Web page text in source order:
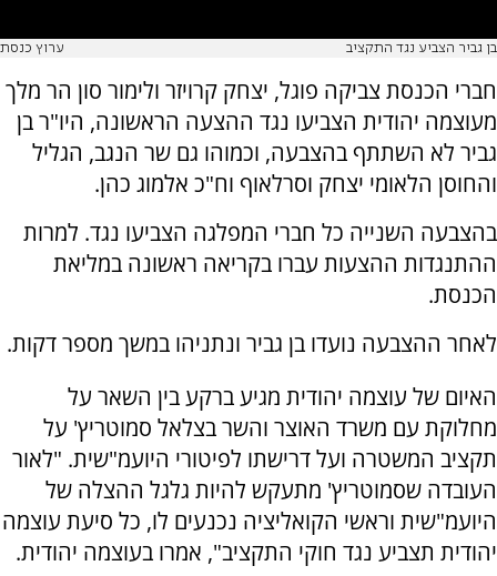
בן גביר הצביע נגד התקציב ערוץ כנסת
חברי הכנסת צביקה פוגל, יצחק קרויזר ולימור סון הר מלך
מעוצמה יהודית הצביעו נגד ההצעה הראשונה, היו"ר בן
גביר לא השתתף בהצבעה, וכמוהו גם שר הנגב, הגליל
והחוסן הלאומי יצחק וסרלאוף וח"כ אלמוג כהן.
בהצבעה השנייה כל חברי המפלגה הצביעו נגד. למרות
ההתנגדות ההצעות עברו בקריאה ראשונה במליאת
הכנסת.
לאחר ההצבעה נועדו בן גביר ונתניהו במשך מספר דקות.
האיום של עוצמה יהודית מגיע ברקע בין השאר על
מחלוקת עם משרד האוצר והשר בצלאל סמוטריץ' על
תקציב המשטרה ועל דרישתו לפיטורי היועמ"שית. "לאור
העובדה שסמוטריץ' מתעקש להיות גלגל ההצלה של
היועמ"שית וראשי הקואליציה נכנעים לו, כל סיעת עוצמה
יהודית תצביע נגד חוקי התקציב", אמרו בעוצמה יהודית.